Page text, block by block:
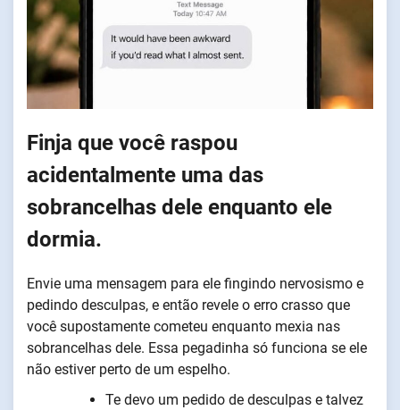
Finja que você raspou
acidentalmente uma das
sobrancelhas dele enquanto ele
dormia.
Envie uma mensagem para ele fingindo nervosismo e
pedindo desculpas, e então revele o erro crasso que
você supostamente cometeu enquanto mexia nas
sobrancelhas dele. Essa pegadinha só funciona se ele
não estiver perto de um espelho.
Te devo um pedido de desculpas e talvez